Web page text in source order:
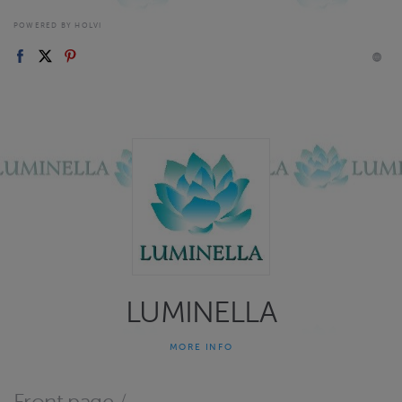
POWERED BY HOLVI
LUMINELLA
MORE INFO